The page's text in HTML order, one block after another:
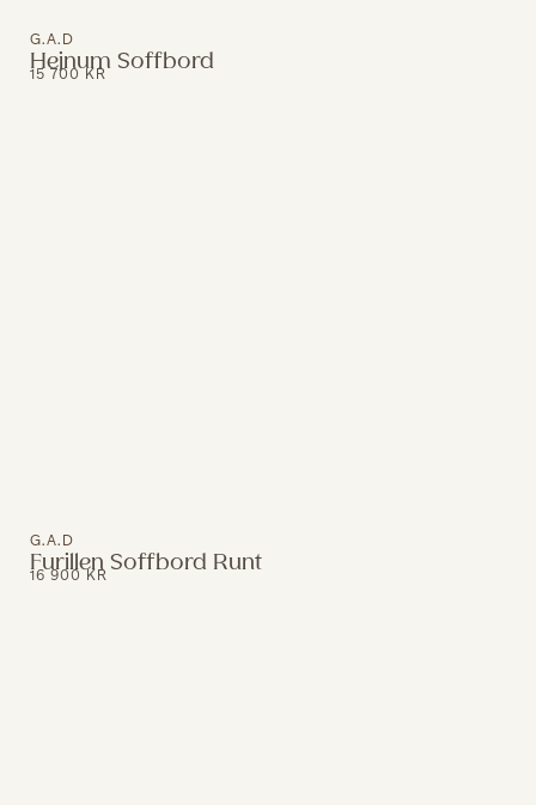
G.A.D
Hejnum Soffbord
15 700KR
G.A.D
Furillen Soffbord Runt
16 900KR